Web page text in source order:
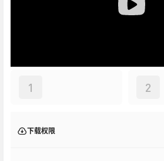
1 2
下载权限